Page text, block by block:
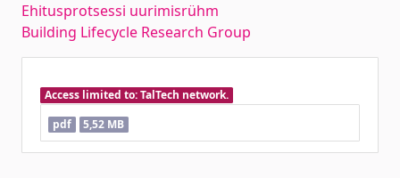
Ehitusprotsessi uurimisrühm
Building Lifecycle Research Group
Access limited to: TalTech network.
pdf
5,52 MB